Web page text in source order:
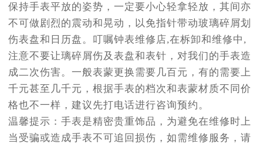
保持手表平放的姿势，一定要小心轻拿轻放，其间亦
不可做剧烈的震动和晃动，以免指针带动玻璃碎屑划
伤表盘和日历盘。叮嘱钟表维修店,在柝卸和维修中,
注意不要让璃碎屑伤及表盘和表针，对我们的手表造
成二次伤害。一般表蒙更换需要几百元，有的需要上
千元甚至几千元，根据手表的档次和表蒙材质不同价
格也不一样，建议先打电话进行咨询预约。
温馨提示：手表是精密贵重饰品，为避免在维修时上
当受骗或造成手表不可追回损伤，如需维修服务，请